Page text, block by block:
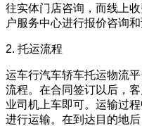
往实体门店咨询，而线上
户服务中心进行报价咨询和
2. 托运流程
运车行汽车轿车托运物流
流程。在合同签订以后，
业司机上车即可。运输过
进行运输。在到达目的地